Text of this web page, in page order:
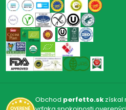
Obchod perfetto.skzískal